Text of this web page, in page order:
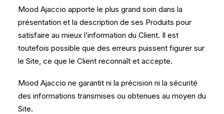
Mood Ajaccio apporte le plus grand soin dans la
présentation et la description de ses Produits pour
satisfaire au mieux l’information du Client. Il est
toutefois possible que des erreurs puissent figurer sur
le Site, ce que le Client reconnaît et accepte.
Mood Ajaccio ne garantit ni la précision ni la sécurité
des informations transmises ou obtenues au moyen du
Site.